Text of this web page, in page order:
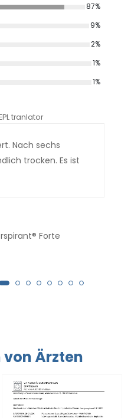
87%
9%
2%
1%
1%
tranlator
Nach sechs
trocken. Es ist
Forte
Ärzten